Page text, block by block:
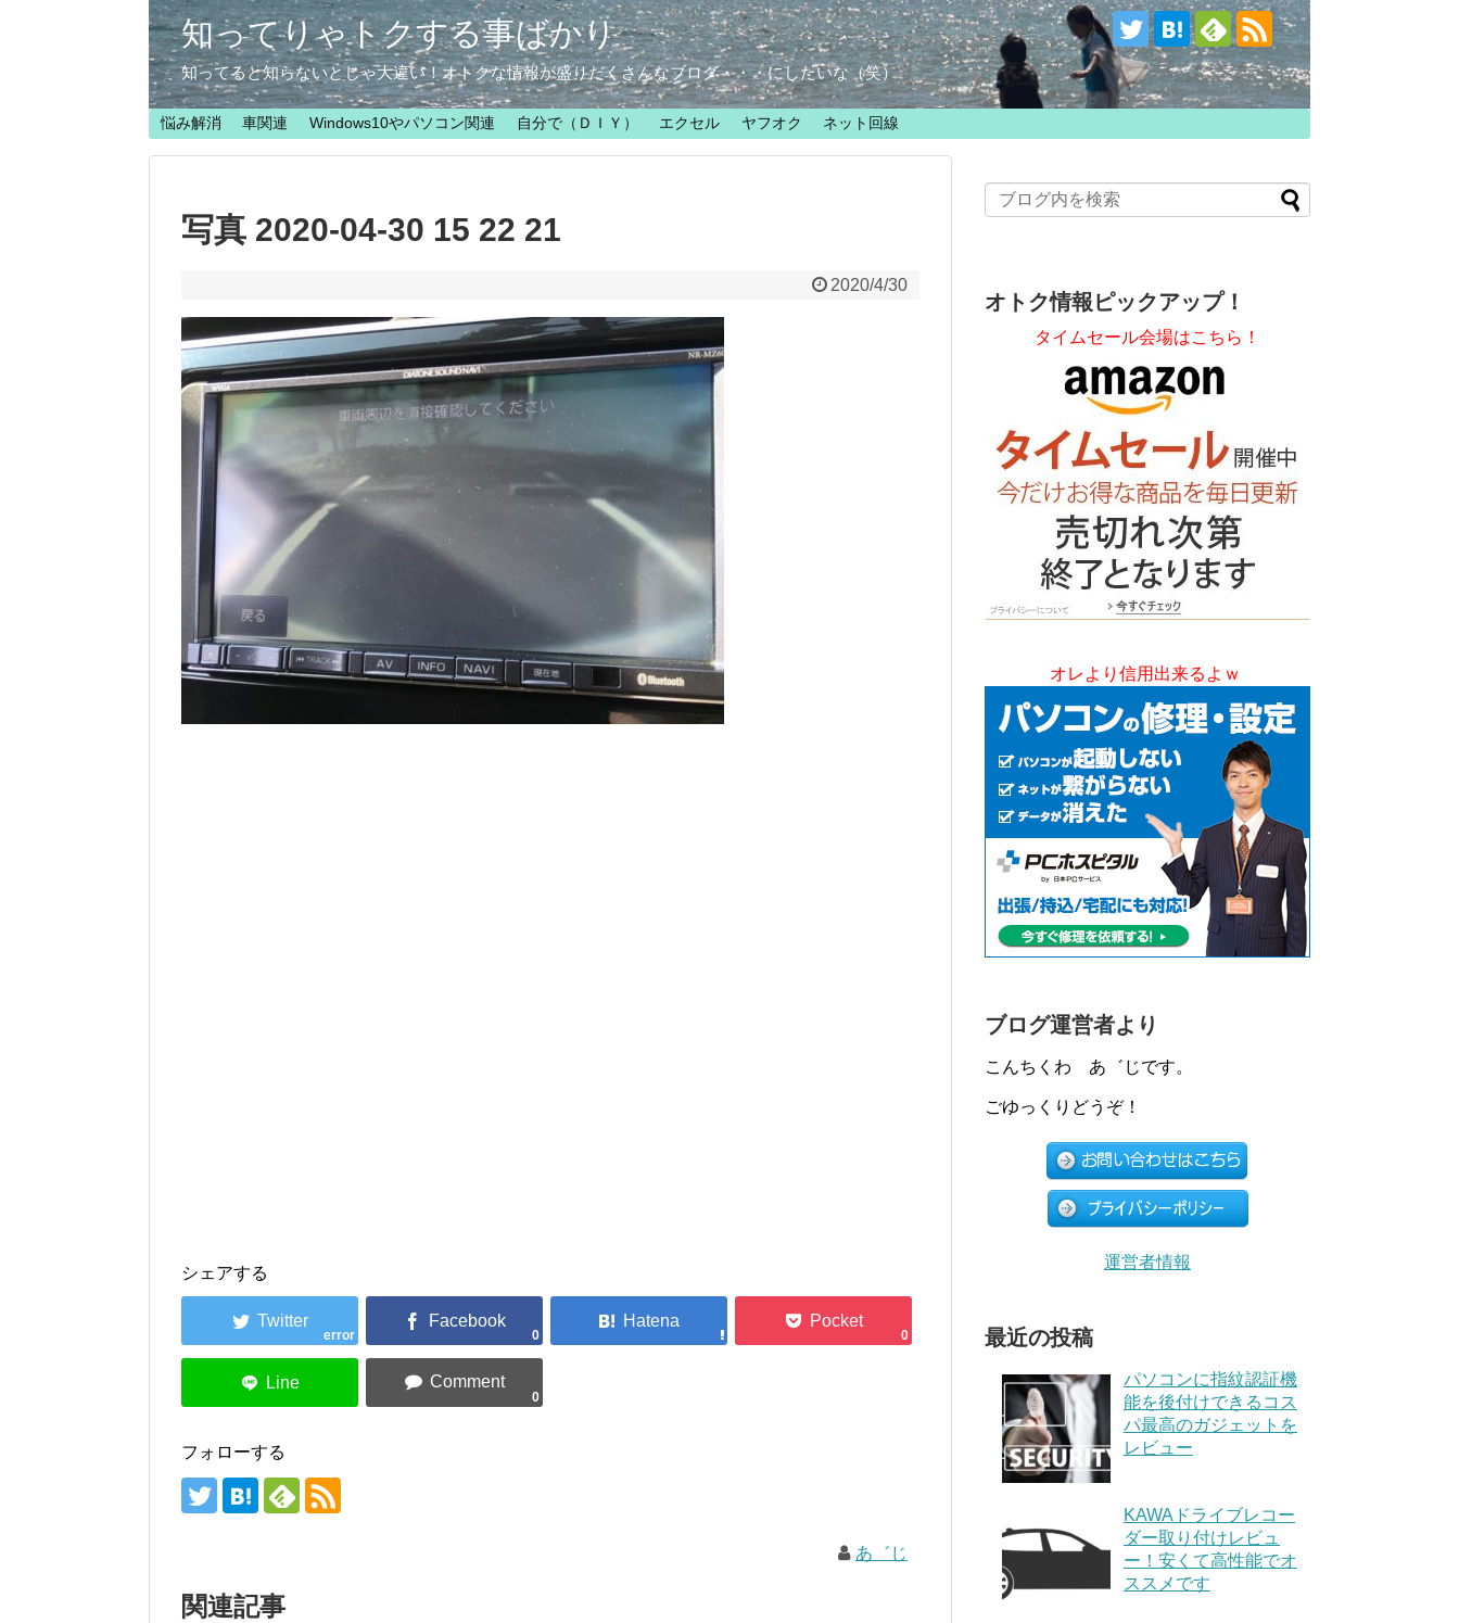
知ってりゃトクする事ばかり
知ってると知らないとじゃ大違い！オトクな情報が盛りだくさんなブログ・・・にしたいな（笑）
悩み解消 車関連 Windows10やパソコン関連 自分で（ＤＩＹ） エクセル ヤフオク ネット回線
写真 2020-04-30 15 22 21
2020/4/30
シェアする
error 0 0
0
フォローする
あ゛じ
関連記事
オトク情報ピックアップ！
タイムセール会場はこちら！
オレより信用出来るよｗ
ブログ運営者より
こんちくわ あ゛じです。
ごゆっくりどうぞ！
運営者情報
最近の投稿
パソコンに指紋認証機
能を後付けできるコス
パ最高のガジェットを
レビュー
KAWAドライブレコー
ダー取り付けレビュ
ー！安くて高性能でオ
ススメです